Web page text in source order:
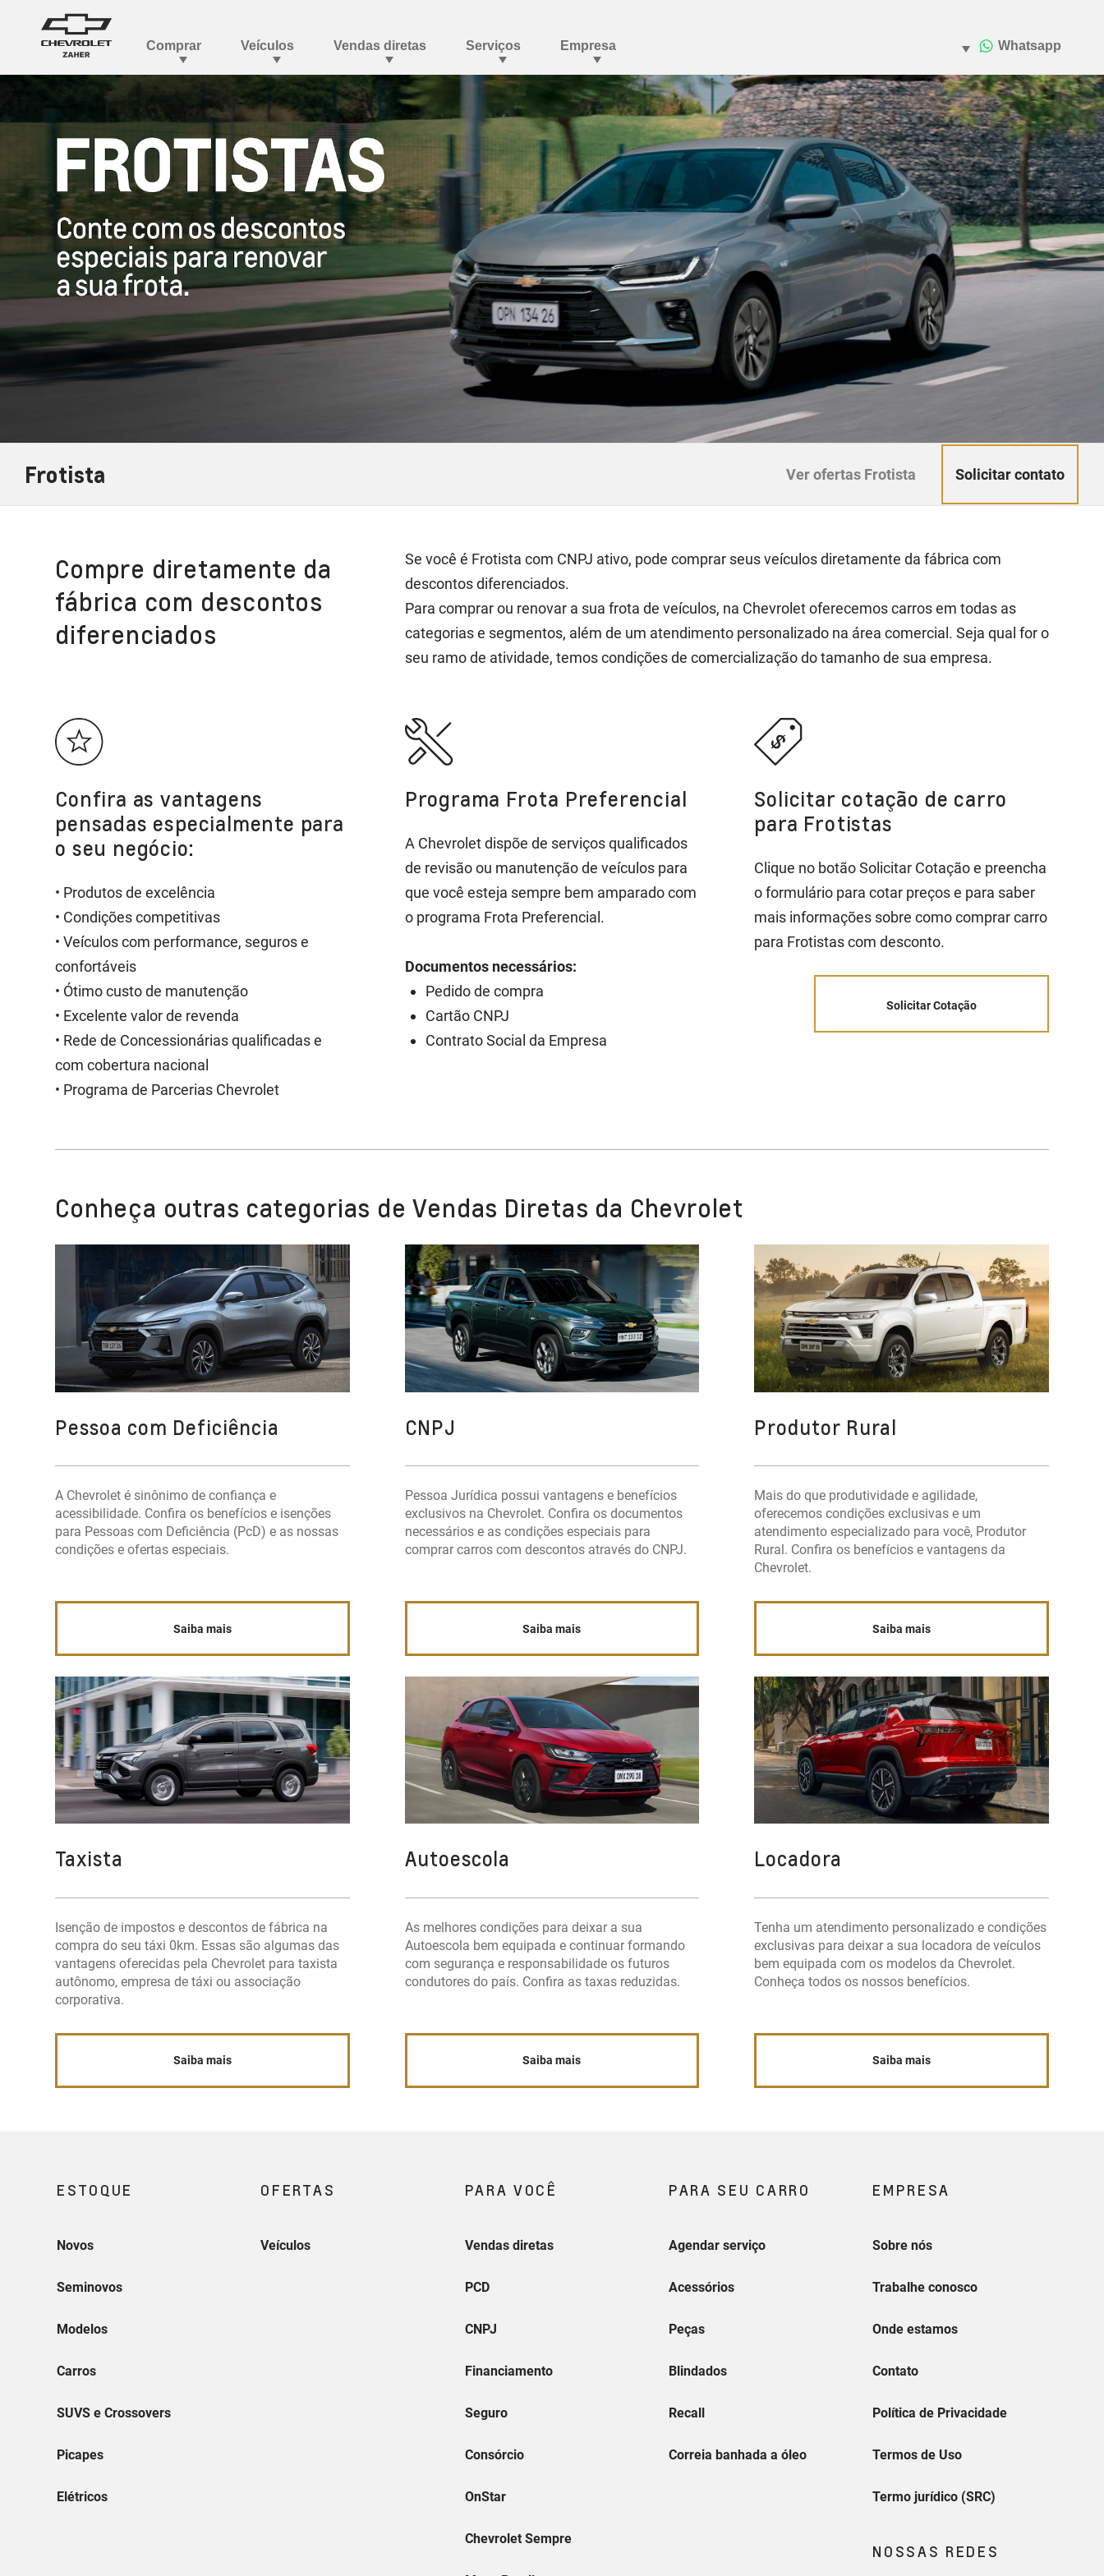
Frotista Ver ofertas Frotista Solicitar contato
Compre diretamente da
fábrica com descontos
diferenciados
Se você é Frotista com CNPJ ativo, pode comprar seus veículos diretamente da fábrica com
descontos diferenciados.
Para comprar ou renovar a sua frota de veículos, na Chevrolet oferecemos carros em todas as
categorias e segmentos, além de um atendimento personalizado na área comercial. Seja qual for o
seu ramo de atividade, temos condições de comercialização do tamanho de sua empresa.
Confira as vantagens
pensadas especialmente para
o seu negócio:
• Produtos de excelência
• Condições competitivas
• Veículos com performance, seguros e
confortáveis
• Ótimo custo de manutenção
• Excelente valor de revenda
• Rede de Concessionárias qualificadas e
com cobertura nacional
• Programa de Parcerias Chevrolet
Programa Frota Preferencial
A Chevrolet dispõe de serviços qualificados
de revisão ou manutenção de veículos para
que você esteja sempre bem amparado com
o programa Frota Preferencial.
Documentos necessários:
Pedido de compra
Cartão CNPJ
Contrato Social da Empresa
Solicitar cotação de carro
para Frotistas
Clique no botão Solicitar Cotação e preencha
o formulário para cotar preços e para saber
mais informações sobre como comprar carro
para Frotistas com desconto.
Solicitar Cotação
Conheça outras categorias de Vendas Diretas da Chevrolet
Pessoa com Deficiência
A Chevrolet é sinônimo de confiança e
acessibilidade. Confira os benefícios e isenções
para Pessoas com Deficiência (PcD) e as nossas
condições e ofertas especiais.
Saiba mais
CNPJ
Pessoa Jurídica possui vantagens e benefícios
exclusivos na Chevrolet. Confira os documentos
necessários e as condições especiais para
comprar carros com descontos através do CNPJ.
Saiba mais
Produtor Rural
Mais do que produtividade e agilidade,
oferecemos condições exclusivas e um
atendimento especializado para você, Produtor
Rural. Confira os benefícios e vantagens da
Chevrolet.
Saiba mais
Taxista
Isenção de impostos e descontos de fábrica na
compra do seu táxi 0km. Essas são algumas das
vantagens oferecidas pela Chevrolet para taxista
autônomo, empresa de táxi ou associação
corporativa.
Saiba mais
Autoescola
As melhores condições para deixar a sua
Autoescola bem equipada e continuar formando
com segurança e responsabilidade os futuros
condutores do país. Confira as taxas reduzidas.
Saiba mais
Locadora
Tenha um atendimento personalizado e condições
exclusivas para deixar a sua locadora de veículos
bem equipada com os modelos da Chevrolet.
Conheça todos os nossos benefícios.
Saiba mais